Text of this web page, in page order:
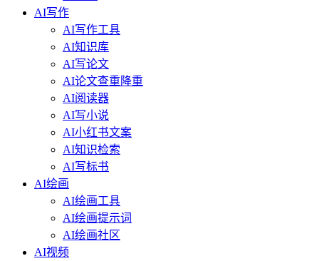
AI写作
AI写作工具
AI知识库
AI写论文
AI论文查重降重
AI阅读器
AI写小说
AI小红书文案
AI知识检索
AI写标书
AI绘画
AI绘画工具
AI绘画提示词
AI绘画社区
AI视频